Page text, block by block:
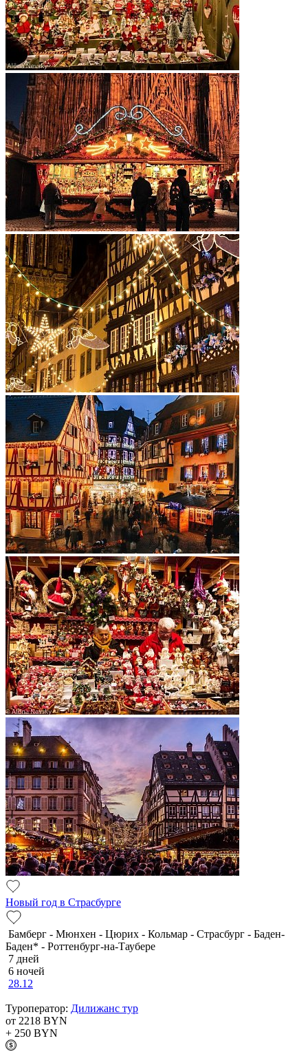
Новый год в Страсбурге
Бамберг - Мюнхен - Цюрих - Кольмар - Страсбург - Баден-
Баден* - Роттенбург-на-Таубере
7 дней
6 ночей
28.12
Туроператор: Дилижанс тур
от 2218 BYN
+ 250 BYN